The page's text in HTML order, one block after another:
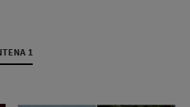
1